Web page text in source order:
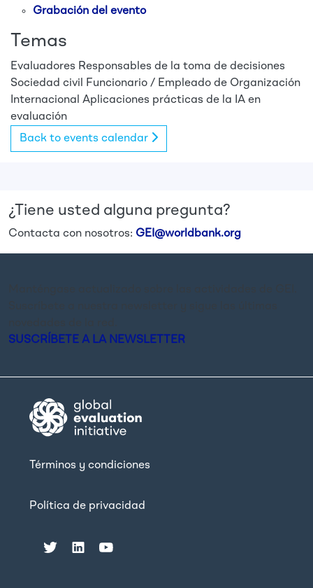
Grabación del evento
Temas
Evaluadores Responsables de la toma de decisiones
Sociedad civil Funcionario / Empleado de Organización
Internacional Aplicaciones prácticas de la IA en
evaluación
Back to events calendar
¿Tiene usted alguna pregunta?
Contacta con nosotros: GEI@worldbank.org
SUSCRÍBETE A LA NEWSLETTER
Términos y condiciones
Política de privacidad